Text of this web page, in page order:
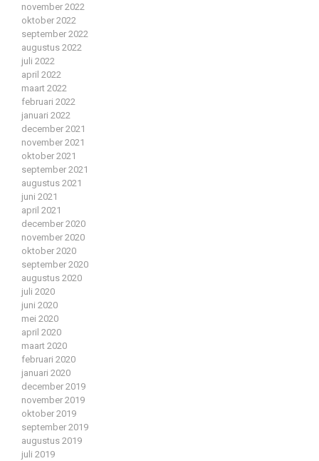
november 2022
oktober 2022
september 2022
augustus 2022
juli 2022
april 2022
maart 2022
februari 2022
januari 2022
december 2021
november 2021
oktober 2021
september 2021
augustus 2021
juni 2021
april 2021
december 2020
november 2020
oktober 2020
september 2020
augustus 2020
juli 2020
juni 2020
mei 2020
april 2020
maart 2020
februari 2020
januari 2020
december 2019
november 2019
oktober 2019
september 2019
augustus 2019
juli 2019